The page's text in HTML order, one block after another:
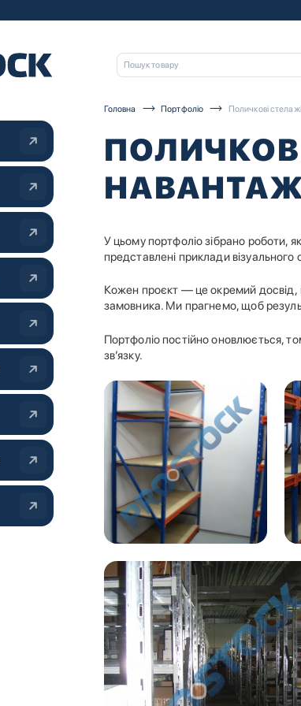
Головна Портфоліо Поличкові
У цьому портфоліо зібрано роботи,
представлені приклади
Кожен проєкт — це окремий досвід,
замовника. Ми прагнемо, щоб
Портфоліо постійно оновлюється,
зв’язку.